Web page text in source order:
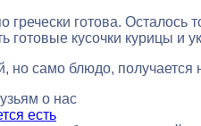
готова. Осталось
готовые кусочки курицы и
но само блюдо,
о нас
есть